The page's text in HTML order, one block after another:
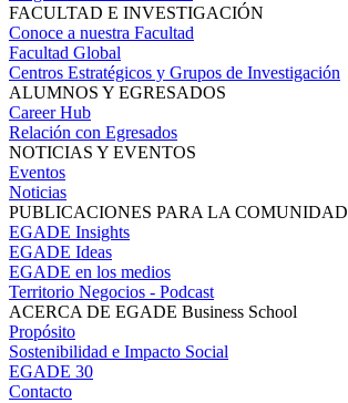
FACULTAD E INVESTIGACIÓN
Conoce a nuestra Facultad
Facultad Global
Centros Estratégicos y Grupos de Investigación
ALUMNOS Y EGRESADOS
Career Hub
Relación con Egresados
NOTICIAS Y EVENTOS
Eventos
Noticias
PUBLICACIONES PARA LA COMUNIDAD
EGADE Insights
EGADE Ideas
EGADE en los medios
Territorio Negocios - Podcast
ACERCA DE EGADE Business School
Propósito
Sostenibilidad e Impacto Social
EGADE 30
Contacto